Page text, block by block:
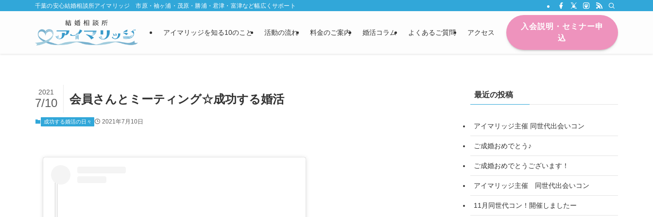
千葉の安心結婚相談所アイマリッジ 市原・袖ヶ浦・茂原・勝浦・君津・富津など幅広くサポート
アイマリッジを知る10のこと 活動の流れ 料金のご案内 婚活コラム よくあるご質問 アクセス
入会説明・セミナー申
込
会員さんとミーティング☆成功する婚活
2021
7/10
成功する婚活の日々 2021年7月10日
最近の投稿
アイマリッジ主催 同世代出会いコン
ご成婚おめでとう♪
ご成婚おめでとうございます！
アイマリッジ主催 同世代出会いコン
11月同世代コン！開催しましたー